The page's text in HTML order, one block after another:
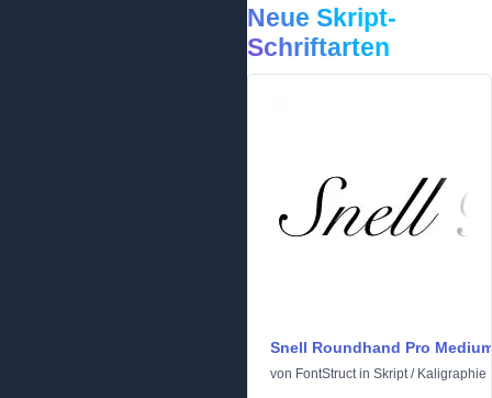
Neue Skript-
Schriftarten
Snell Roundhand Pro
von FontStructin Skript/ Kaligraphie